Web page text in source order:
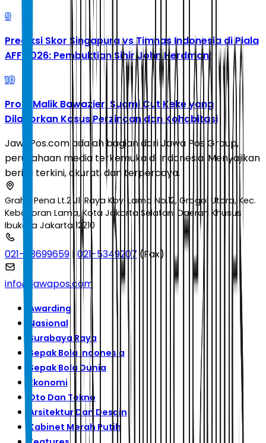
9
Prediksi Skor Singapura vs Timnas Indonesia di Piala
AFF 2026: Pembuktian Sihir John Herdman!
10
Profil Malik Bawazier, Suami Cut Keke yang
Dilaporkan Kasus Perzinaan dan Kohabitasi
JawaPos.com adalah bagian dari Jawa Pos Group,
perusahaan media terkemuka di Indonesia. Menyajikan
berita terkini, akurat, dan terpercaya.
Graha Pena Lt.2 Jl. Raya Kby. Lama No.12, Grogol Utara, Kec.
Kebayoran Lama, Kota Jakarta Selatan, Daerah Khusus
Ibukota Jakarta 12210
021-53699659 | 021-5349207 (Fax)
info@jawapos.com
Awarding
Nasional
Surabaya Raya
Sepak Bola Indonesia
Sepak Bola Dunia
Ekonomi
Oto Dan Tekno
Arsitektur Dan Desain
Kabinet Merah Putih